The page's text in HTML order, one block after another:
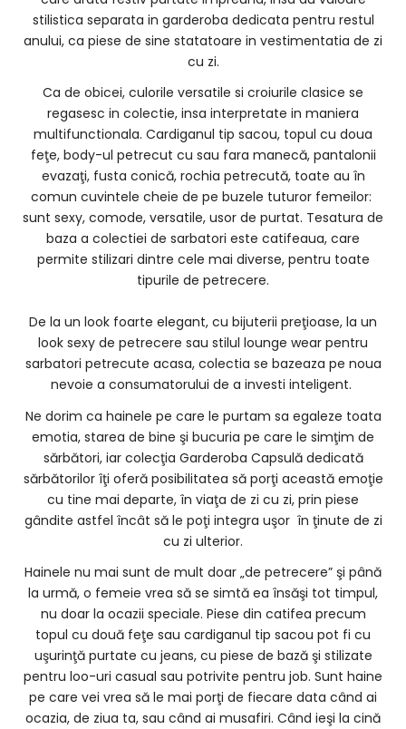
stilistica separata in garderoba dedicata pentru restul
anului, ca piese de sine statatoare in vestimentatia de zi
cu zi.
Ca de obicei, culorile versatile si croiurile clasice se
regasesc in colectie, insa interpretate in maniera
multifunctionala. Cardiganul tip sacou, topul cu doua
feţe, body-ul petrecut cu sau fara manecă, pantalonii
evazaţi, fusta conică, rochia petrecută, toate au în
comun cuvintele cheie de pe buzele tuturor femeilor:
sunt sexy, comode, versatile, usor de purtat. Tesatura de
baza a colectiei de sarbatori este catifeaua, care
permite stilizari dintre cele mai diverse, pentru toate
tipurile de petrecere.
De la un look foarte elegant, cu bijuterii preţioase, la un
look sexy de petrecere sau stilul lounge wear pentru
sarbatori petrecute acasa, colectia se bazeaza pe noua
nevoie a consumatorului de a investi inteligent.
Ne dorim ca hainele pe care le purtam sa egaleze toata
emotia, starea de bine şi bucuria pe care le simţim de
sărbători, iar colecţia Garderoba Capsulă dedicată
sărbătorilor îţi oferă posibilitatea să porţi această emoţie
cu tine mai departe, în viaţa de zi cu zi, prin piese
gândite astfel încât să le poţi integra uşor în ţinute de zi
cu zi ulterior.
Hainele nu mai sunt de mult doar „de petrecere” şi până
la urmă, o femeie vrea să se simtă ea însăşi tot timpul,
nu doar la ocazii speciale. Piese din catifea precum
topul cu două feţe sau cardiganul tip sacou pot fi cu
uşurinţă purtate cu jeans, cu piese de bază şi stilizate
pentru loo-uri casual sau potrivite pentru job. Sunt haine
pe care vei vrea să le mai porţi de fiecare data când ai
ocazia, de ziua ta, sau când ai musafiri. Când ieşi la cină